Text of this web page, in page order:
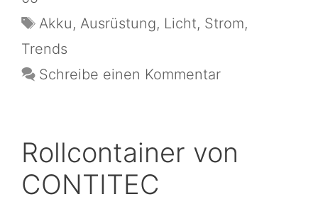
Akku, Ausrüstung, Licht, Strom,
Trends
Schreibe einen Kommentar
Rollcontainer von
CONTITEC